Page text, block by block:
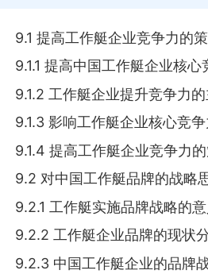
9.1 提高工作艇企业竞争力的
9.1.1 提高中国工作艇企业核
9.1.2 工作艇企业提升竞争力
9.1.3 影响工作艇企业核心竞
9.1.4 提高工作艇企业竞争力
9.2 对中国工作艇品牌的战略
9.2.1 工作艇实施品牌战略的意
9.2.2 工作艇企业品牌的现状
9.2.3 中国工作艇企业的品牌